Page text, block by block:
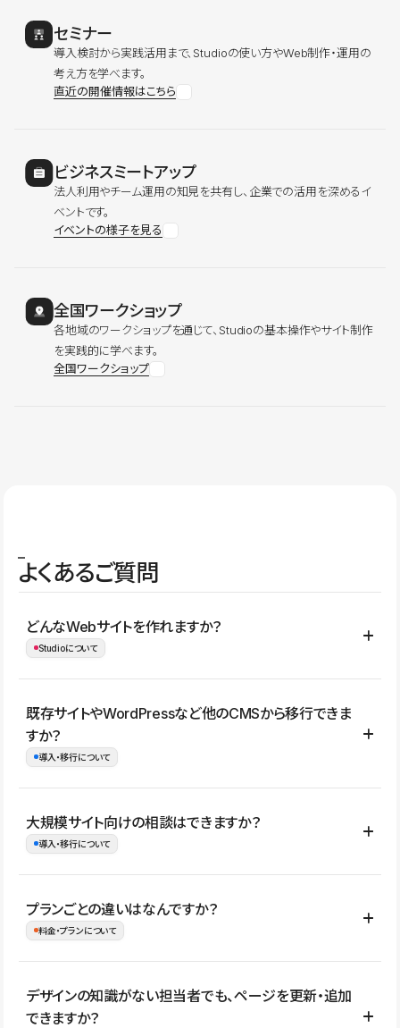
セミナー
導入検討から実践活用まで、Studioの使い方やWeb制作・運用の
考え方を学べます。
直近の開催情報はこちら
ビジネスミートアップ
法人利用やチーム運用の知見を共有し、企業での活用を深めるイ
ベントです。
イベントの様子を見る
全国ワークショップ
各地域のワークショップを通じて、Studioの基本操作やサイト制作
を実践的に学べます。
全国ワークショップ
よくあるご質問
どんなWebサイトを作れますか？
Studioについて
コーポレートサイト、サービスサイト、LP、採用サイト、ブロ
グ・メディア、イベントサイト、店舗・商品紹介サイト、ポートフ
ォリオなど幅広く制作できます。
既存サイトやWordPressなど他のCMSから移行できま
すか？
導入・移行について
はい。既存サイトの構成やコンテンツ、URLを整理したうえで、
Studio上に再構築する形で移行できます。 WordPressの場合は、
イト全体のデザインや設定がそのまま移行されるわけではないた
め、移行後にページ構成やデザイン、CMS設計、URL・リダイレク
大規模サイト向けの相談はできますか？
導入・移行について
はい。アクセス規模が大きいサイトや、複数部門での運用、権限管
理、セキュリティ確認、既存システムとの連携など、個別の要件が
ない段階でも、お問い合わせください。
お問合せはこちら
プランごとの違いはなんですか？
料金・プランについて
公開ページ数、バージョン履歴の期間、CMS利用数の上限、権限
管理の有無などがプランごとに異なります。詳しくは料金プランペ
デザインの知識がない担当者でも、ページを更新・追加
できますか？